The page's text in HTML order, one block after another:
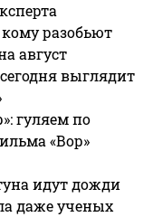
разобьют
август
выглядит
гуляем по
«Вор»
идут дожди
даже ученых